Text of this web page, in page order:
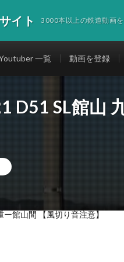
イト 3000本以上の鉄道動画
一覧 動画を登録
D51 SL館山
館山間 【風切り音注意】